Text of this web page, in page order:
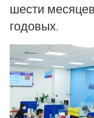
шести
годовых.